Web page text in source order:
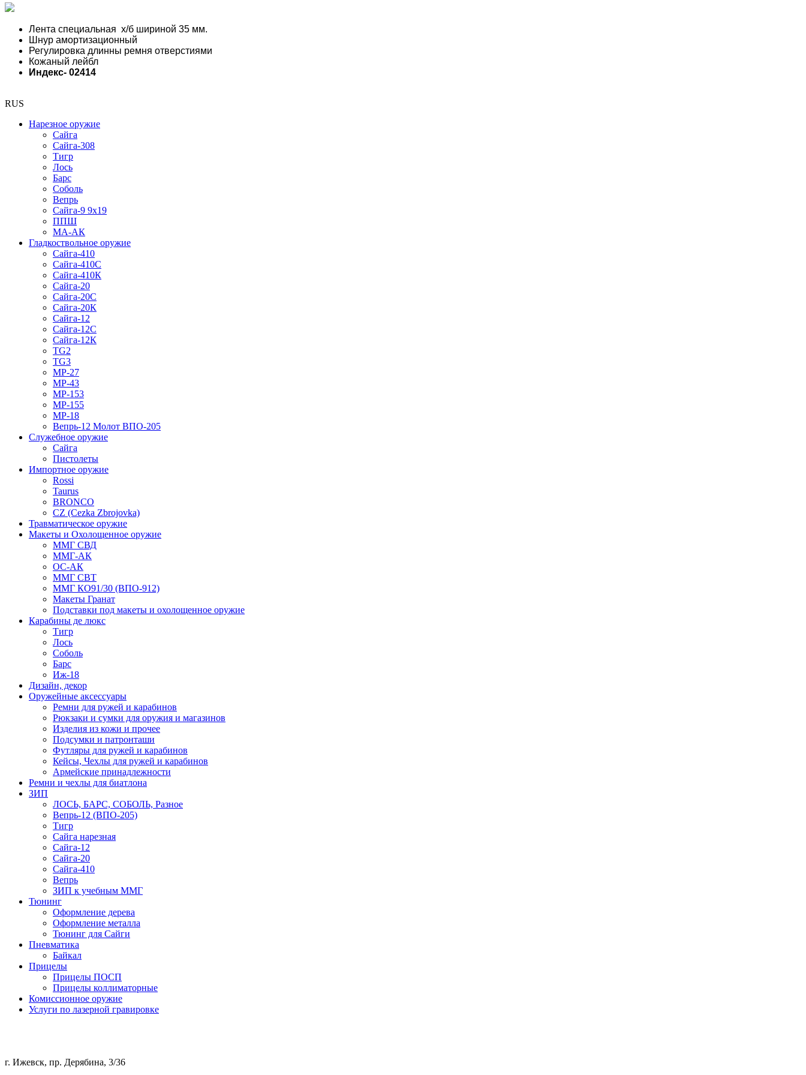
Лента специальная х/б шириной 35 мм.
Шнур амортизационный
Регулировка длинны ремня отверстиями
Кожаный лейбл
Индекс- 02414
RUS
Нарезное оружие
Сайга
Сайга-308
Тигр
Лось
Барс
Соболь
Вепрь
Сайга-9 9х19
ППШ
МА-АК
Гладкоствольное оружие
Сайга-410
Сайга-410С
Сайга-410К
Сайга-20
Сайга-20С
Сайга-20К
Сайга-12
Сайга-12С
Сайга-12К
TG2
TG3
МР-27
МР-43
МР-153
МР-155
МР-18
Вепрь-12 Молот ВПО-205
Служебное оружие
Сайга
Пистолеты
Импортное оружие
Rossi
Taurus
BRONCO
CZ (Cezka Zbrojovka)
Травматическое оружие
Макеты и Охолощенное оружие
ММГ СВД
ММГ-АК
ОС-АК
ММГ СВТ
ММГ КО91/30 (ВПО-912)
Макеты Гранат
Подставки под макеты и охолощенное оружие
Карабины де люкс
Тигр
Лось
Соболь
Барс
Иж-18
Дизайн, декор
Оружейные аксессуары
Ремни для ружей и карабинов
Рюкзаки и сумки для оружия и магазинов
Изделия из кожи и прочее
Подсумки и патронташи
Футляры для ружей и карабинов
Кейсы, Чехлы для ружей и карабинов
Армейские принадлежности
Ремни и чехлы для биатлона
ЗИП
ЛОСЬ, БАРС, СОБОЛЬ, Разное
Вепрь-12 (ВПО-205)
Тигр
Сайга нарезная
Сайга-12
Сайга-20
Сайга-410
Вепрь
ЗИП к учебным ММГ
Тюнинг
Оформление дерева
Оформление металла
Тюнинг для Сайги
Пневматика
Байкал
Прицелы
Прицелы ПОСП
Прицелы коллиматорные
Комиссионное оружие
Услуги по лазерной гравировке
г. Ижевск, пр. Дерябина, 3/36